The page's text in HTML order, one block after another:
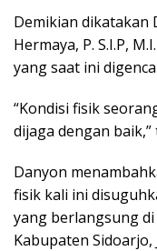
Demikian dikatakan
Hermaya, P. S.I.P,
yang saat ini
“Kondisi fisik
dijaga dengan
Danyon
fisik kali ini
yang berlangsung
Kabupaten Sidoarjo,